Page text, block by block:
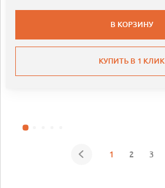
В КОРЗИНУ
КУПИТЬ В 1 КЛИК
1 2 3